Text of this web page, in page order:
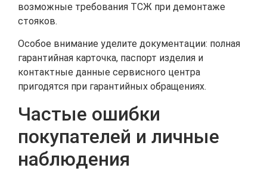
возможные требования ТСЖ при демонтаже
стояков.
Особое внимание уделите документации: полная
гарантийная карточка, паспорт изделия и
контактные данные сервисного центра
пригодятся при гарантийных обращениях.
Частые ошибки
покупателей и личные
наблюдения